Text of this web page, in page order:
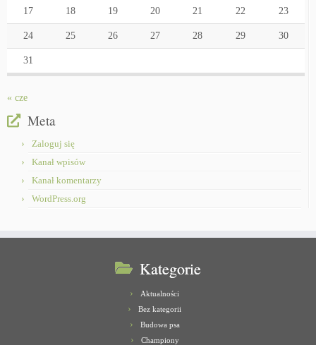
17 18 19 20 21 22 23
24 25 26 27 28 29 30
31
« cze
Meta
Zaloguj się
Kanał wpisów
Kanał komentarzy
WordPress.org
Kategorie
Aktualności
Bez kategorii
Budowa psa
Championy